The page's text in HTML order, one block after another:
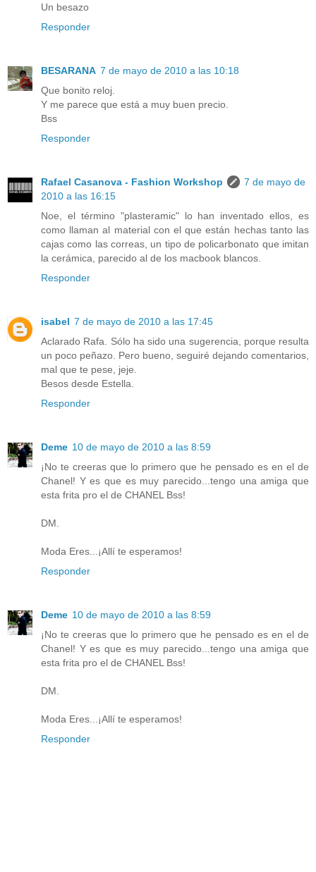
Un besazo
Responder
BESARANA 7 de mayo de 2010 a las 10:18
Que bonito reloj.
Y me parece que está a muy buen precio.
Bss
Responder
Rafael Casanova - Fashion Workshop
7 de mayo de
2010 a las 16:15
Noe, el término "plasteramic" lo han inventado ellos, es
como llaman al material con el que están hechas tanto las
cajas como las correas, un tipo de policarbonato que imitan
la cerámica, parecido al de los macbook blancos.
Responder
isabel 7 de mayo de 2010 a las 17:45
Aclarado Rafa. Sólo ha sido una sugerencia, porque resulta
un poco peñazo. Pero bueno, seguiré dejando comentarios,
mal que te pese, jeje.
Besos desde Estella.
Responder
Deme 10 de mayo de 2010 a las 8:59
¡No te creeras que lo primero que he pensado es en el de
Chanel! Y es que es muy parecido...tengo una amiga que
esta frita pro el de CHANEL Bss!
DM.
Moda Eres...¡Allí te esperamos!
Responder
Deme 10 de mayo de 2010 a las 8:59
¡No te creeras que lo primero que he pensado es en el de
Chanel! Y es que es muy parecido...tengo una amiga que
esta frita pro el de CHANEL Bss!
DM.
Moda Eres...¡Allí te esperamos!
Responder